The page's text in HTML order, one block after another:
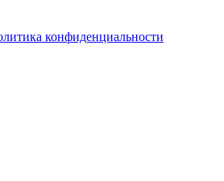
конфиденциальности